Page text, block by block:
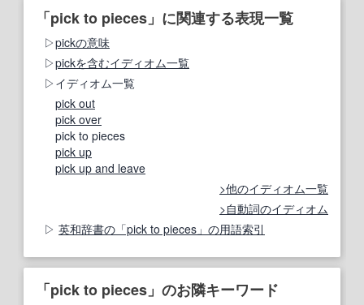
「pick to pieces」に関連する表現一覧
pickの意味
pickを含むイディオム一覧
イディオム一覧
pick out
pick over
pick to pieces
pick up
pick up and leave
他のイディオム一覧
自動詞のイディオム
英和辞書の「pick to pieces」の用語索引
「pick to pieces」のお隣キーワード